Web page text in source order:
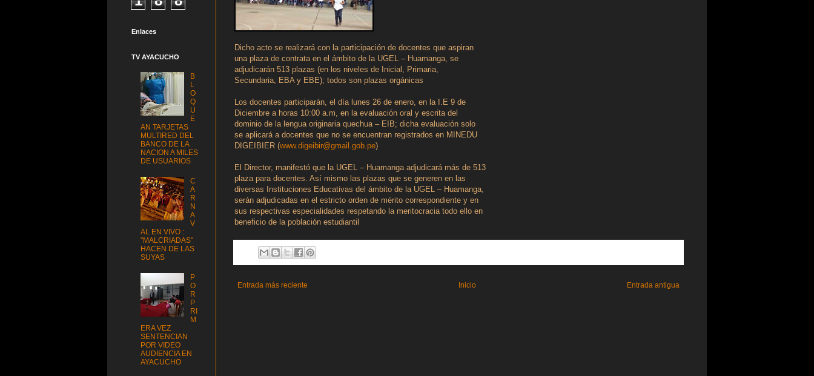
Dicho acto se realizará con la participación de docentes que aspiran
una plaza de contrata en el ámbito de la UGEL – Huamanga, se
adjudicarán 513 plazas (en los niveles de Inicial, Primaria,
Secundaria, EBA y EBE); todos son plazas orgánicas
Los docentes participarán, el día lunes 26 de enero, en la I.E 9 de
Diciembre a horas 10:00 a.m, en la evaluación oral y escrita del
dominio de la lengua originaria quechua – EIB; dicha evaluación solo
se aplicará a docentes que no se encuentran registrados en MINEDU
DIGEIBIER (www.digeibir@gmail.gob.pe)
El Director, manifestó que la UGEL – Huamanga adjudicará más de 513
plaza para docentes. Así mismo las plazas que se generen en las
diversas Instituciones Educativas del ámbito de la UGEL – Huamanga,
serán adjudicadas en el estricto orden de mérito correspondiente y en
sus respectivas especialidades respetando la meritocracia todo ello en
beneficio de la población estudiantil
Entrada más reciente Entrada antigua
Inicio
Enlaces
TV AYACUCHO
B
L
O
Q
U
E
AN TARJETAS
MULTIRED DEL
BANCO DE LA
NACION A MILES
DE USUARIOS
C
A
R
N
A
V
AL EN VIVO :
"MALCRIADAS"
HACEN DE LAS
SUYAS
P
O
R
P
RI
M
ERA VEZ
SENTENCIAN
POR VIDEO
AUDIENCIA EN
AYACUCHO